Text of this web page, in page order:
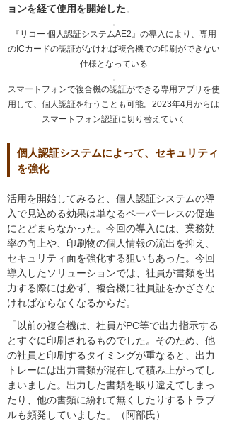
ョンを経て使用を開始した。
『リコー 個人認証システムAE2』の導入により、専用
のICカードの認証がなければ複合機での印刷ができない
仕様となっている
スマートフォンで複合機の認証ができる専用アプリを使
用して、個人認証を行うことも可能。2023年4月からは
スマートフォン認証に切り替えていく
個人認証システムによって、セキュリティ
を強化
活用を開始してみると、個人認証システムの導
入で見込める効果は単なるペーパーレスの促進
にとどまらなかった。今回の導入には、業務効
率の向上や、印刷物の個人情報の流出を抑え、
セキュリティ面を強化する狙いもあった。今回
導入したソリューションでは、社員が書類を出
力する際には必ず、複合機に社員証をかざさな
ければならなくなるからだ。
「以前の複合機は、社員がPC等で出力指示する
とすぐに印刷されるものでした。そのため、他
の社員と印刷するタイミングが重なると、出力
トレーには出力書類が混在して積み上がってし
まいました。出力した書類を取り違えてしまっ
たり、他の書類に紛れて無くしたりするトラブ
ルも頻発していました」（阿部氏）